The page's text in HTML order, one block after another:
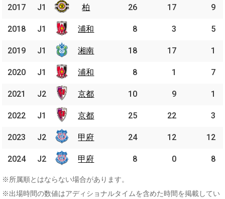
2017 柏 26 17 9
2018 浦和 8 3 5
2019 湘南 18 17 1
2020 浦和 8 1 7
2021 京都 10 9 1
2022 京都 25 22 3
2023 甲府 24 12 12
2024 甲府 8 0 8
2017 J1 柏
2018 J1 浦和
2019 J1 湘南
2020 J1 浦和
2021 J2 京都
2022 J1 京都
2023 J2 甲府
2024 J2 甲府
※所属順とはならない場合があります。
※出場時間の数値はアディショナルタイムを含めた時間を掲載してい